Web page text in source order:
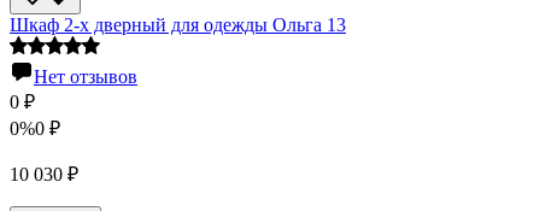
Шкаф 2-х дверный для одежды Ольга 13
Нет отзывов
0 ₽
0%0 ₽
10 030 ₽